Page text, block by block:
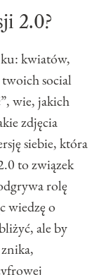
2.0?
kwiatów,
social
wie, jakich
zdjęcia
siebie, która
to związek
rolę
wiedzę o
ale by